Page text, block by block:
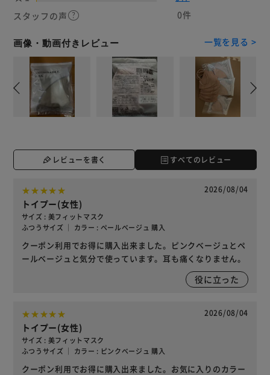
スタッフの声
0件
画像・動画付きレビュー 一覧を見る >
レビューを書く すべてのレビュー
2026/08/04
トイプー(女性)
サイズ : 美フィットマスク
ふつうサイズ ｜ カラー : ペールベージュ 購入
クーポン利用でお得に購入出来ました。ピンクベージュとペ
ールベージュと気分で使っています。耳も痛くなりません。
役に立った
2026/08/04
トイプー(女性)
サイズ : 美フィットマスク
ふつうサイズ ｜ カラー : ピンクベージュ 購入
クーポン利用でお得に購入出来ました。お気に入りのカラー